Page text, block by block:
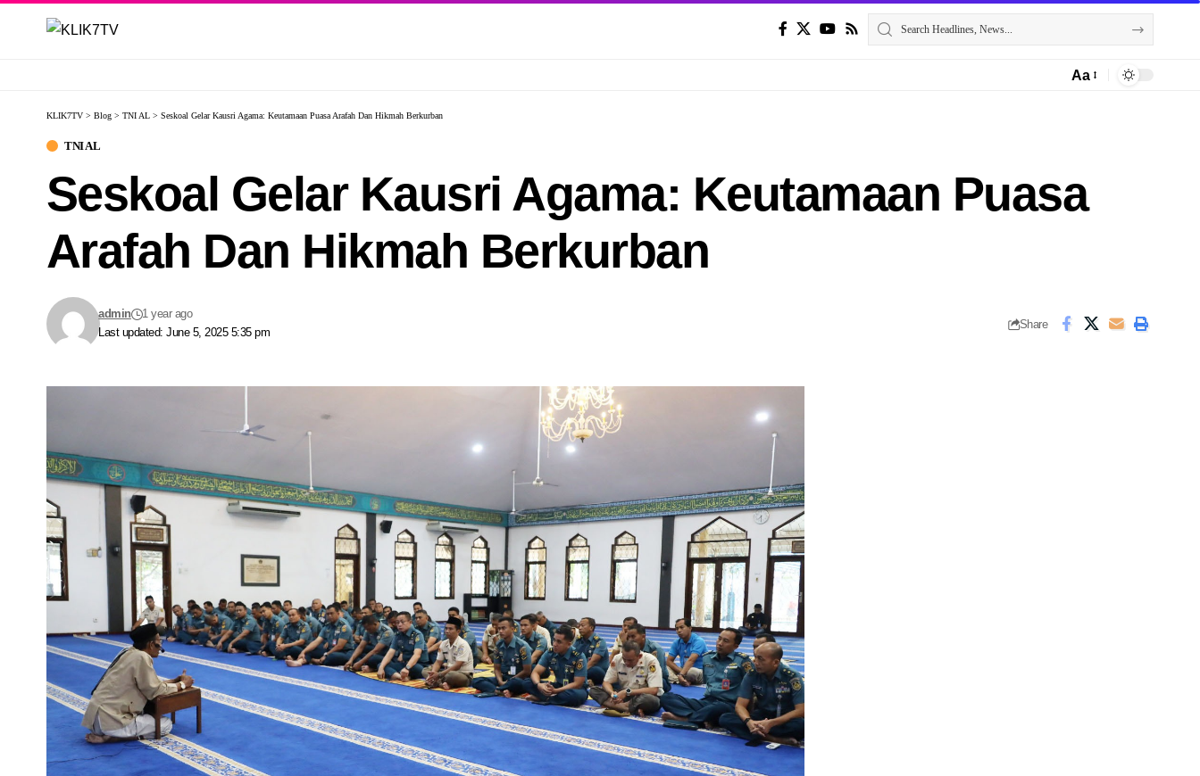
Aa
KLIK7TV > Blog > TNI AL > Seskoal Gelar Kausri Agama: Keutamaan Puasa Arafah Dan Hikmah Berkurban
TNI AL
Seskoal Gelar Kausri Agama: Keutamaan Puasa
Arafah Dan Hikmah Berkurban
Last updated: June 5, 2025 5:35 pm
admin 1 year ago
Share